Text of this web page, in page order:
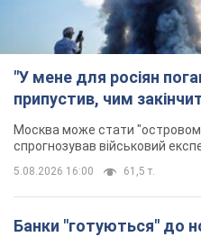
"У мене для росіян
припустив, чим
Москва може стати
спрогнозував військовий
5.08.2026 16:00 61,5 т.
Банки "готуються" до